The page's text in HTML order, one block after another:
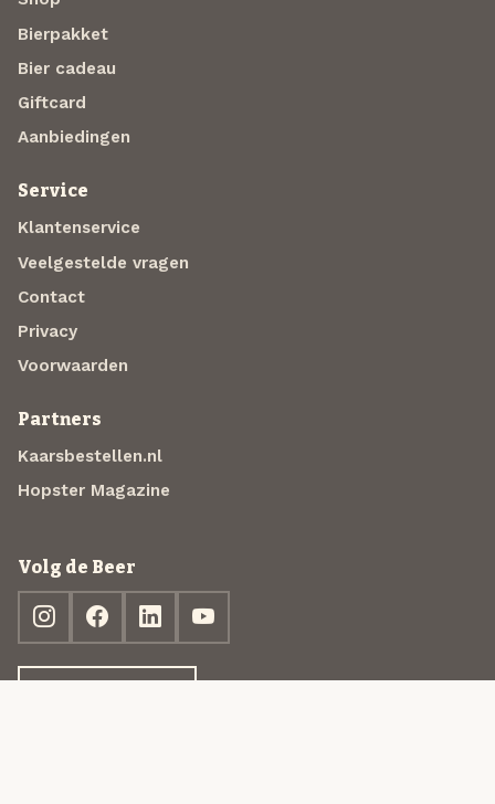
Bierpakket
Bier cadeau
Giftcard
Aanbiedingen
Service
Klantenservice
Veelgestelde vragen
Contact
Privacy
Voorwaarden
Partners
Kaarsbestellen.nl
Hopster Magazine
Volg de Beer